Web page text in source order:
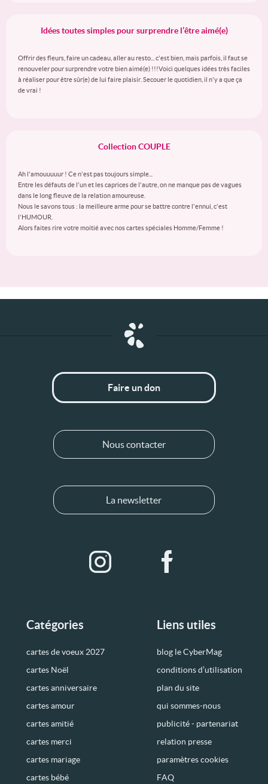
Idées toutes simples pour surprendre l’être aimé(e)
Offrir des fleurs, faire un cadeau, aller au resto... c'est bien, mais parfois, il faut se
renouveler pour surprendre votre bien aimé(e) !!!Voici quelques idées très faciles
à réaliser pour être sûr(e) de lui faire plaisir. Secouer le quotidien, il n'y a que ça
de vrai !
Collection COUPLE
Ah l'amouuuuur ! Ce n'est pas toujours simple...
Entre les défauts de l'un et les caprices de l'autre, on ne manque pas de vagues
dans le long fleuve de la relation amoureuse.
Nous le savons tous : la meilleure arme pour se battre contre l'ennui, c'est
l'HUMOUR.
Alors faites rire votre moitié avec nos cartes spéciales Homme/Femme !
Catégories
cartes de voeux 2027
cartes Noël
cartes anniversaire
cartes amour
cartes amitié
cartes merci
cartes mariage
cartes bébé
Liens utiles
blog le CyberMag
conditions d’utilisation
plan du site
qui sommes-nous
publicité - partenariat
relation presse
paramètres cookies
FAQ
Faire un don
Nous contacter
La newsletter